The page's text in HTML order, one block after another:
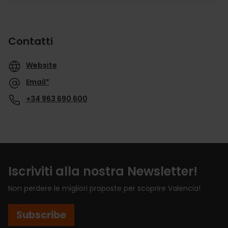
Contatti
Website
Email*
+34 963 690 600
Iscriviti alla nostra Newsletter!
Non perdere le migliori proposte per scoprire Valencia!
Subscribe